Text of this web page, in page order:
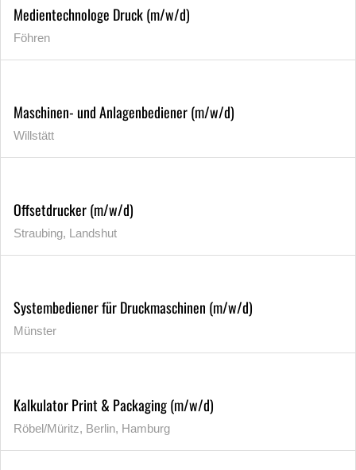
Medientechnologe Druck (m/w/d)
Föhren
Maschinen- und Anlagenbediener (m/w/d)
Willstätt
Offsetdrucker (m/w/d)
Straubing, Landshut
Systembediener für Druckmaschinen (m/w/d)
Münster
Kalkulator Print & Packaging (m/w/d)
Röbel/Müritz, Berlin, Hamburg